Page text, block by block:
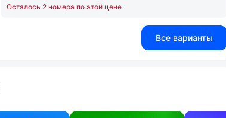
Осталось 2 номера по этой цене
Все варианты